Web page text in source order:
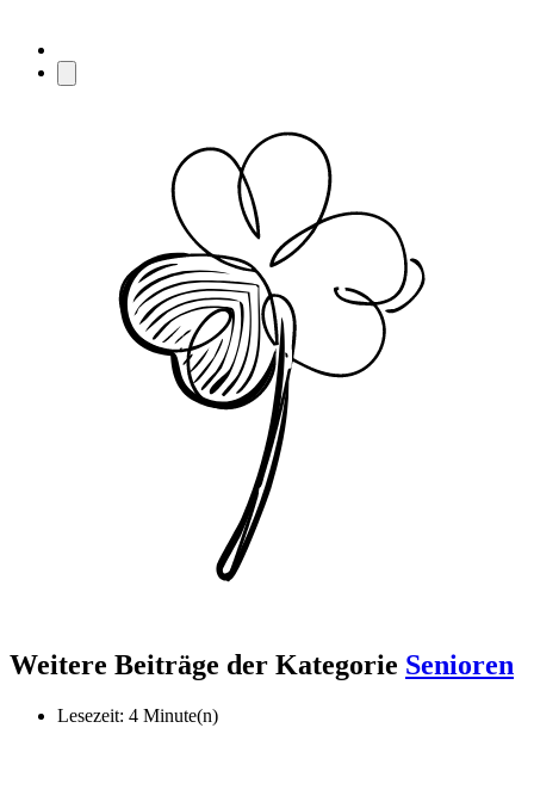
Weitere Beiträge der Kategorie Senioren
Lesezeit: 4 Minute(n)